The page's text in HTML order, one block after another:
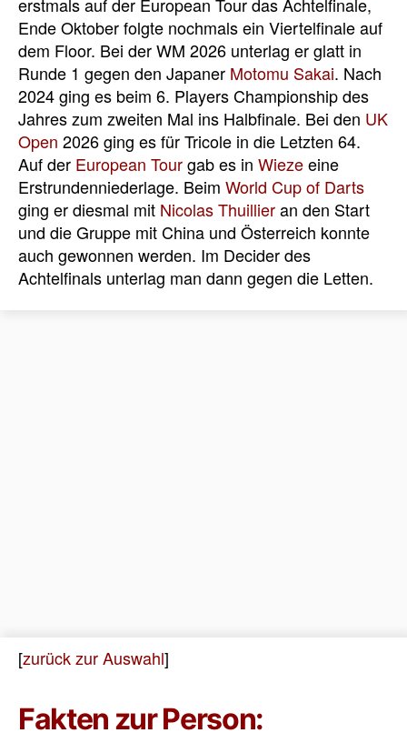
Ende Oktober folgte nochmals ein Viertelfinale auf
dem Floor. Bei der WM 2026 unterlag er glatt in
Runde 1 gegen den Japaner Motomu Sakai. Nach
2024 ging es beim 6. Players Championship des
Jahres zum zweiten Mal ins Halbfinale. Bei den UK
Open 2026 ging es für Tricole in die Letzten 64.
Auf der European Tourgab es in Wiezeeine
Erstrundenniederlage. Beim World Cup of Darts
ging er diesmal mit Nicolas Thuillieran den Start
und die Gruppe mit China und Österreich konnte
auch gewonnen werden. Im Decider des
Achtelfinals unterlag man dann gegen die Letten.
[zurück zur Auswahl]
Fakten zur Person: